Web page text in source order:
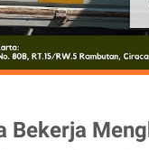
Bekerja